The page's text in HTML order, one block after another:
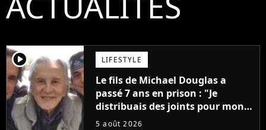
player2 LIFESTYLE
Le fils de Michael Douglas a
passé 7 ans en prison : "Je
distribuais des joints pour mon
père"
5 août 2026